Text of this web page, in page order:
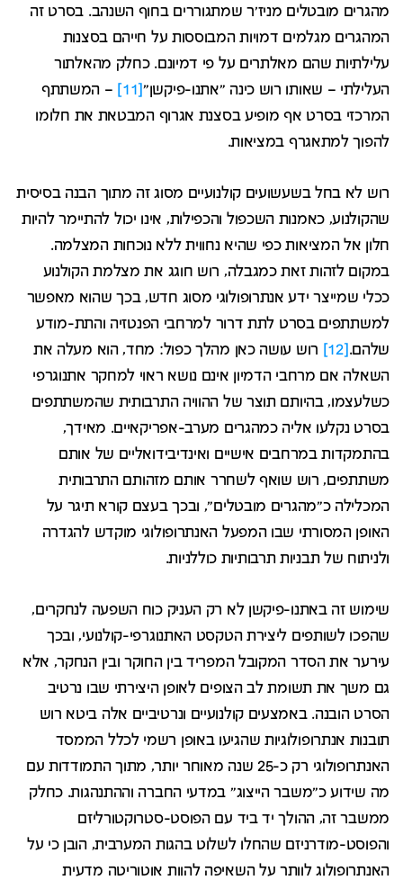
מהגרים מובטלים מניז'ר שמתגוררים בחוף השנהב. בסרט זה
המהגרים מגלמים דמויות המבוססות על חייהם בסצנות
עלילתיות שהם מאלתרים על פי דמיונם. כחלק מהאלתור
העלילתי – שאותו רוש כינה "אתנו-פיקשן"[11]
– המשתתף
המרכזי בסרט אף מופיע בסצנת אגרוף המבטאת את חלומו
להפוך למתאגרף במציאות.
רוש לא בחל בשעשועים קולנועיים מסוג זה מתוך הבנה בסיסית
שהקולנוע, כאמנות השכפול והכפילות, אינו יכול להתיימר להיות
חלון אל המציאות כפי שהיא נחווית ללא נוכחות המצלמה.
במקום לזהות זאת כמגבלה, רוש חוגג את מצלמת הקולנוע
ככלי שמייצר ידע אנתרופולוגי מסוג חדש, בכך שהוא מאפשר
למשתתפים בסרט לתת דרור למרחבי הפנטזיה והתת-מודע
שלהם. [12]
רוש עושה כאן מהלך כפול: מחד, הוא מעלה את
השאלה אם מרחבי הדמיון אינם נושא ראוי למחקר אתנוגרפי
כשלעצמו, בהיותם תוצר של ההוויה התרבותית שהמשתתפים
בסרט נקלעו אליה כמהגרים מערב-אפריקאיים. מאידך,
בהתמקדות במרחבים אישיים ואינדיבידואליים של אותם
משתתפים, רוש שואף לשחרר אותם מזהותם התרבותית
המכלילה כ"מהגרים מובטלים", ובכך בעצם קורא תיגר על
האופן המסורתי שבו המפעל האנתרופולוגי מוקדש להגדרה
ולניתוח של תבניות תרבותיות כוללניות.
שימוש זה באתנו-פיקשן לא רק העניק כוח השפעה לנחקרים,
שהפכו לשותפים ליצירת הטקסט האתנוגרפי-קולנועי, ובכך
עירער את הסדר המקובל המפריד בין החוקר ובין הנחקר, אלא
גם משך את תשומת לב הצופים לאופן היצירתי שבו נרטיב
הסרט הובנה. באמצעים קולנועיים ונרטיביים אלה ביטא רוש
תובנות אנתרופולוגיות שהגיעו באופן רשמי לכלל הממסד
האנתרופולוגי רק כ-25 שנה מאוחר יותר, מתוך התמודדות עם
מה שידוע כ"משבר הייצוג" במדעי החברה וההתנהגות. כחלק
ממשבר זה, ההולך יד ביד עם הפוסט-סטרוקטורליזם
והפוסט-מודרניזם שהחלו לשלוט בהגות המערבית, הובן כי על
האנתרופולוג לוותר על השאיפה להוות אוטוריטה מדעית